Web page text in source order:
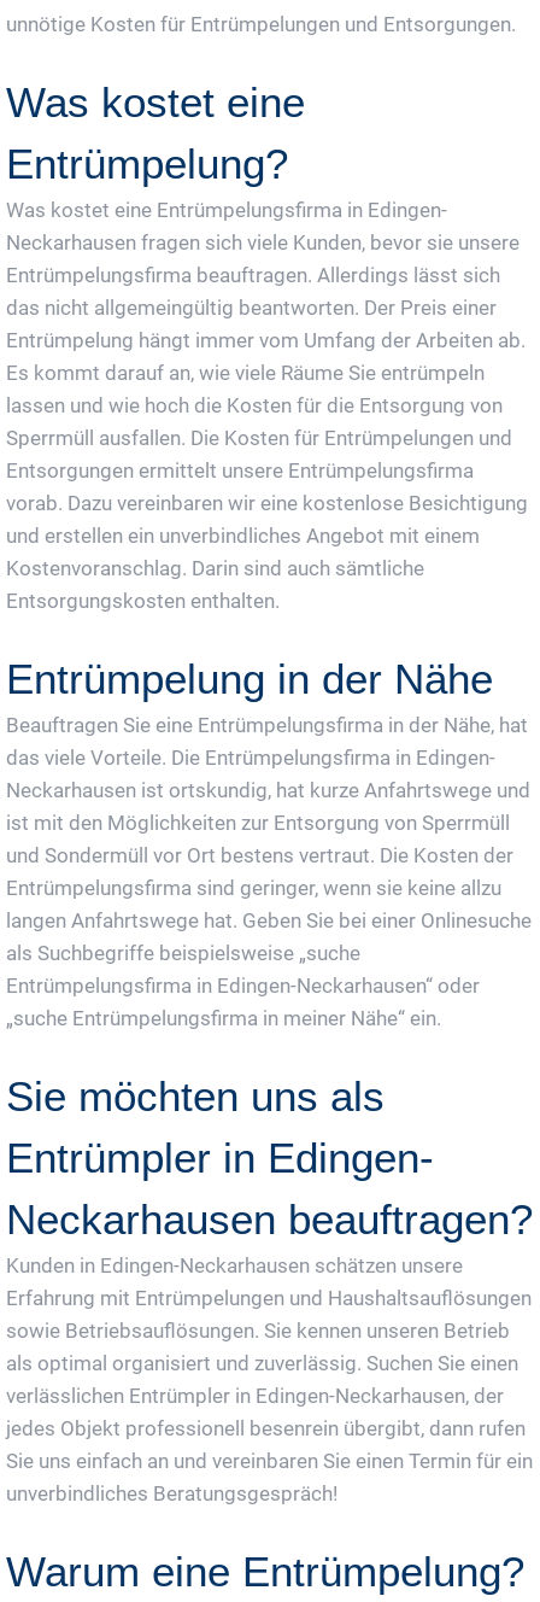
unnötige Kosten für Entrümpelungen und Entsorgungen.
Was kostet eine
Entrümpelung?
Was kostet eine Entrümpelungsfirma in Edingen-
Neckarhausen fragen sich viele Kunden, bevor sie unsere
Entrümpelungsfirma beauftragen. Allerdings lässt sich
das nicht allgemeingültig beantworten. Der Preis einer
Entrümpelung hängt immer vom Umfang der Arbeiten ab.
Es kommt darauf an, wie viele Räume Sie entrümpeln
lassen und wie hoch die Kosten für die Entsorgung von
Sperrmüll ausfallen. Die Kosten für Entrümpelungen und
Entsorgungen ermittelt unsere Entrümpelungsfirma
vorab. Dazu vereinbaren wir eine kostenlose Besichtigung
und erstellen ein unverbindliches Angebot mit einem
Kostenvoranschlag. Darin sind auch sämtliche
Entsorgungskosten enthalten.
Entrümpelung in der Nähe
Beauftragen Sie eine Entrümpelungsfirma in der Nähe, hat
das viele Vorteile. Die Entrümpelungsfirma in Edingen-
Neckarhausen ist ortskundig, hat kurze Anfahrtswege und
ist mit den Möglichkeiten zur Entsorgung von Sperrmüll
und Sondermüll vor Ort bestens vertraut. Die Kosten der
Entrümpelungsfirma sind geringer, wenn sie keine allzu
langen Anfahrtswege hat. Geben Sie bei einer Onlinesuche
als Suchbegriffe beispielsweise „suche
Entrümpelungsfirma in Edingen-Neckarhausen“ oder
„suche Entrümpelungsfirma in meiner Nähe“ ein.
Sie möchten uns als
Entrümpler in Edingen-
Neckarhausen beauftragen?
Kunden in Edingen-Neckarhausen schätzen unsere
Erfahrung mit Entrümpelungen und Haushaltsauflösungen
sowie Betriebsauflösungen. Sie kennen unseren Betrieb
als optimal organisiert und zuverlässig. Suchen Sie einen
verlässlichen Entrümpler in Edingen-Neckarhausen, der
jedes Objekt professionell besenrein übergibt, dann rufen
Sie uns einfach an und vereinbaren Sie einen Termin für ein
unverbindliches Beratungsgespräch!
Warum eine Entrümpelung?